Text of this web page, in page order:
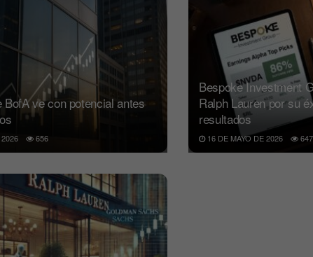
BofA ve con potencial antes
656
Bespoke Investment
Ralph Lauren por su
resultados
16 DE MAYO DE 2026 647